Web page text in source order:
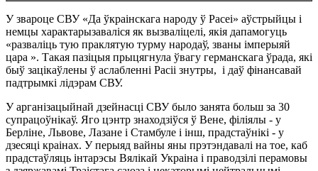
У звароце СВУ «Да ўкраінскага народу ў Расеі» аўстрыйцы і
немцы характарызаваліся як вызваліцелі, якія дапамогуць
«разваліць тую праклятую турму народаў, званы імперыяй
цара ». Такая пазіцыя прыцягнула ўвагу германскага ўрада, які
быў зацікаўлены ў аслабленні Расіі знутры, і даў фінансавай
падтрымкі лідэрам СВУ.
У арганізацыйнай дзейнасці СВУ было занята больш за 30
супрацоўнікаў. Яго цэнтр знаходзіўся ў Вене, філіялы - у
Берліне, Львове, Лазане і Стамбуле і інш, прадстаўнікі - у
дзесяці краінах. У перыяд вайны яны прэтэндавалі на тое, каб
прадстаўляць інтарэсы Вялікай Украіна і праводзілі перамовы